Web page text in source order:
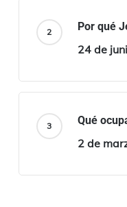
Por qué
24 de
Qué
2 de